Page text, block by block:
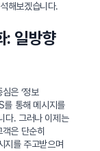
해보겠습니다.
: 일방향
은 ‘정보
를 통해 메시지를
다. 그러나 이제는
은 단순히
지를 주고받으며